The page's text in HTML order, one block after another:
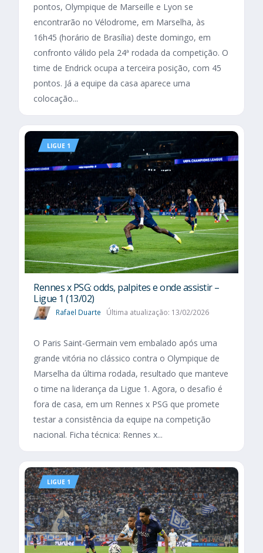
pontos, Olympique de Marseille e Lyon se
encontrarão no Vélodrome, em Marselha, às
16h45 (horário de Brasília) deste domingo, em
confronto válido pela 24ª rodada da competição. O
time de Endrick ocupa a terceira posição, com 45
pontos. Já a equipe da casa aparece uma
colocação...
LIGUE 1
Rennes x PSG: odds, palpites e onde assistir –
Ligue 1 (13/02)
Rafael Duarte Última atualização: 13/02/2026
O Paris Saint-Germain vem embalado após uma
grande vitória no clássico contra o Olympique de
Marselha da última rodada, resultado que manteve
o time na liderança da Ligue 1. Agora, o desafio é
fora de casa, em um Rennes x PSG que promete
testar a consistência da equipe na competição
nacional. Ficha técnica: Rennes x...
LIGUE 1